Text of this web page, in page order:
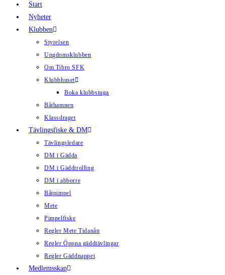
Start
Nyheter
Klubben
Styrelsen
Ungdomsklubben
Om Tibro SFK
Klubbhuset
Boka klubbstuga
Båthamnen
Klassdraget
Tävlingsfiske & DM
Tävlingsledare
DM i Gädda
DM i Gäddtrolling
DM i abborre
Båtpimpel
Mete
Pimpelfiske
Regler Mete Tidanån
Regler Öppna gäddtävlingar
Regler Gäddnappet
Medlemsskap